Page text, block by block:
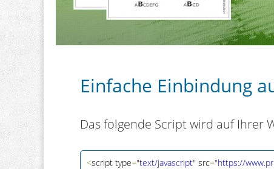
Einfache Einbindung
Das folgende Script wird auf Ihrer
<script type="text/javascript" src="https://